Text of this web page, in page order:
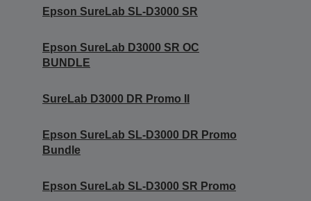
Epson SureLab SL-D3000 SR
Epson SureLab D3000 SR OC
BUNDLE
SureLab D3000 DR Promo II
Epson SureLab SL-D3000 DR Promo
Bundle
Epson SureLab SL-D3000 SR Promo